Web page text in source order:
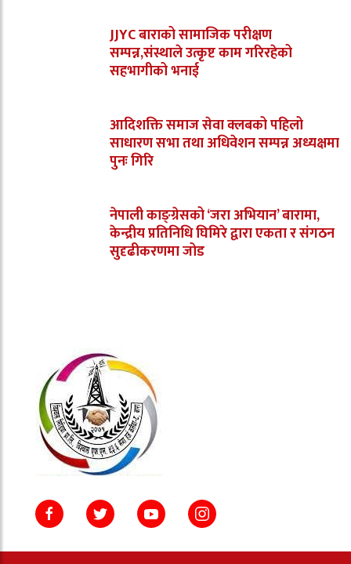
JJYC बाराको सामाजिक परीक्षण
सम्पन्न,संस्थाले उत्कृष्ट काम गरिरहेको
सहभागीको भनाई
आदिशक्ति समाज सेवा क्लबको पहिलो
साधारण सभा तथा अधिवेशन सम्पन्न अध्यक्षमा
पुनः गिरि
नेपाली काङ्ग्रेसको ‘जरा अभियान’ बारामा,
केन्द्रीय प्रतिनिधि घिमिरे द्वारा एकता र संगठन
सुदृढीकरणमा जोड